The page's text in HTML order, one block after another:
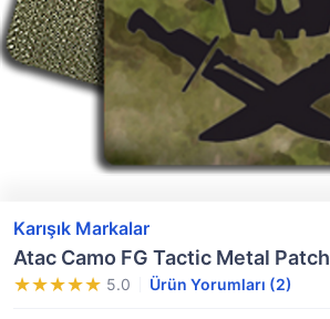
Karışık Markalar
Atac Camo FG Tactic Metal Patch
5.0 Ürün Yorumları (2)